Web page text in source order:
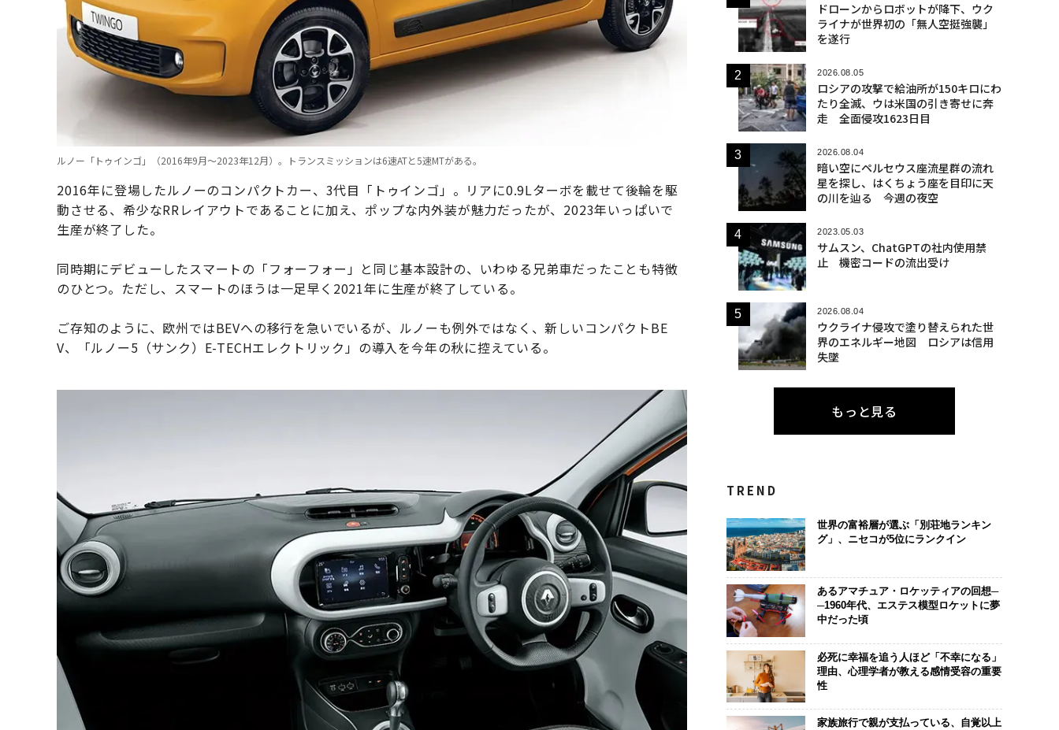
ルノー「トゥインゴ」（2016年9月〜2023年12月）。トランスミッションは6速ATと5速MTがある。
2016年に登場したルノーのコンパクトカー、3代目「トゥインゴ」。リアに0.9Lターボを載せて後輪を駆
動させる、希少なRRレイアウトであることに加え、ポップな内外装が魅力だったが、2023年いっぱいで
生産が終了した。
同時期にデビューしたスマートの「フォーフォー」と同じ基本設計の、いわゆる兄弟車だったことも特徴
のひとつ。ただし、スマートのほうは一足早く2021年に生産が終了している。
ご存知のように、欧州ではBEVへの移行を急いでいるが、ルノーも例外ではなく、新しいコンパクトBE
V、「ルノー5（サンク）E-TECHエレクトリック」の導入を今年の秋に控えている。
ドローンからロボットが降下、ウク
ライナが世界初の「無人空挺強襲」
を遂行
2026.08.05
ロシアの攻撃で給油所が150キロにわ
たり全滅、ウは米国の引き寄せに奔
走 全面侵攻1623日目
2026.08.04
暗い空にペルセウス座流星群の流れ
星を探し、はくちょう座を目印に天
の川を辿る 今週の夜空
2023.05.03
サムスン、ChatGPTの社内使用禁
止 機密コードの流出受け
2026.08.04
ウクライナ侵攻で塗り替えられた世
界のエネルギー地図 ロシアは信用
失墜
もっと見る
TREND
世界の富裕層が選ぶ「別荘地ランキン
グ」、ニセコが5位にランクイン
あるアマチュア・ロケッティアの回想─
─1960年代、エステス模型ロケットに夢
中だった頃
必死に幸福を追う人ほど「不幸になる」
理由、心理学者が教える感情受容の重要
性
家族旅行で親が支払っている、自覚以上